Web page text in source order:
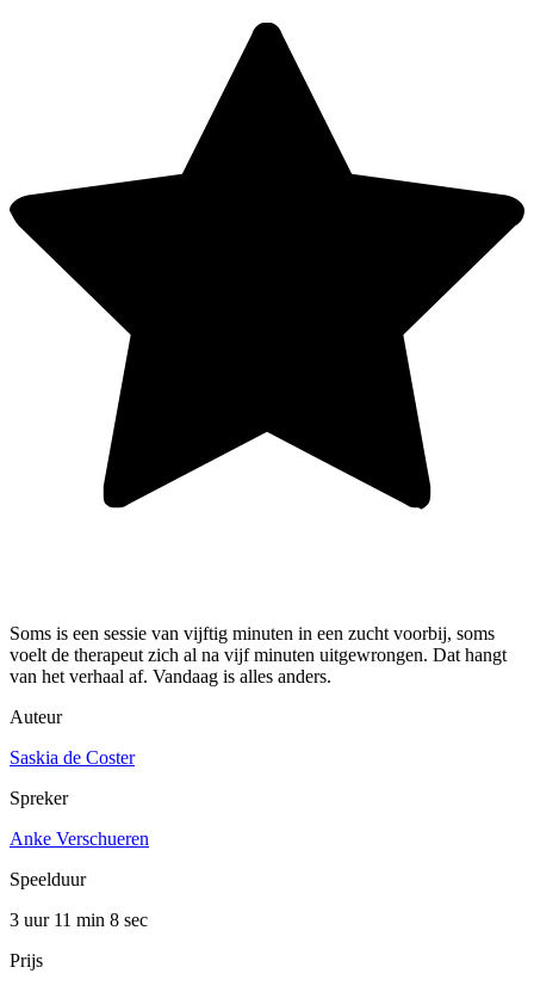
Soms is een sessie van vijftig minuten in een zucht voorbij, soms
voelt de therapeut zich al na vijf minuten uitgewrongen. Dat hangt
van het verhaal af. Vandaag is alles anders.
Auteur
Saskia de Coster
Spreker
Anke Verschueren
Speelduur
3 uur 11 min 8 sec
Prijs